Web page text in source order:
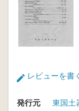
レビューを書く
発行元
東国土